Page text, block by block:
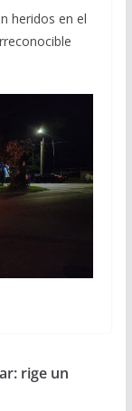
heridos en el
rige un